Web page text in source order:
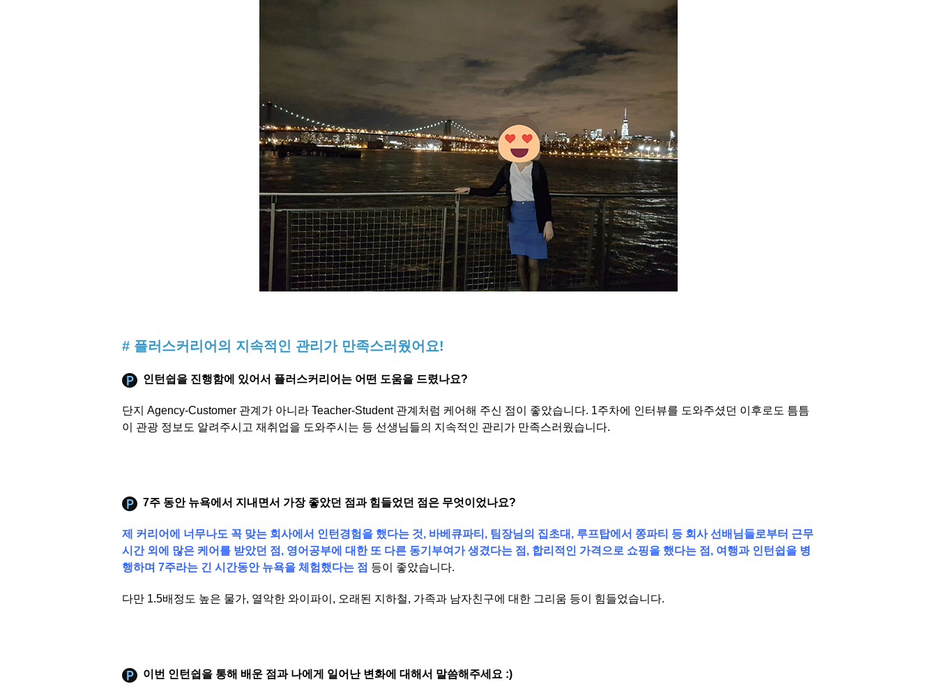
# 플러스커리어의 지속적인 관리가 만족스러웠어요!
인턴쉽을 진행함에 있어서 플러스커리어는 어떤 도움을 드렸나요?
단지 Agency-Customer 관계가 아니라 Teacher-Student 관계처럼 케어해 주신 점이 좋았습니다. 1주차에 인터뷰를 도와주셨던 이후로도 틈틈
이 관광 정보도 알려주시고 재취업을 도와주시는 등 선생님들의 지속적인 관리가 만족스러웠습니다.
7주 동안 뉴욕에서 지내면서 가장 좋았던 점과 힘들었던 점은 무엇이었나요?
제 커리어에 너무나도 꼭 맞는 회사에서 인턴경험을 했다는 것, 바베큐파티, 팀장님의 집초대, 루프탑에서 쫑파티 등 회사 선배님들로부터 근무
시간 외에 많은 케어를 받았던 점, 영어공부에 대한 또 다른 동기부여가 생겼다는 점, 합리적인 가격으로 쇼핑을 했다는 점, 여행과 인턴쉽을 병
행하며 7주라는 긴 시간동안 뉴욕을 체험했다는 점 등이 좋았습니다.
다만 1.5배정도 높은 물가, 열악한 와이파이, 오래된 지하철, 가족과 남자친구에 대한 그리움 등이 힘들었습니다.
이번 인턴쉽을 통해 배운 점과 나에게 일어난 변화에 대해서 말씀해주세요 :)